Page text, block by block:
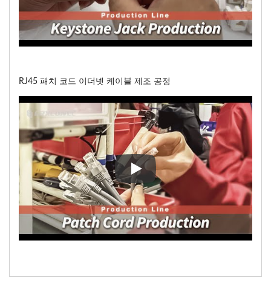
RJ45 패치 코드 이더넷 케이블 제조 공정
RJ45 패치 코드 이더넷 케이블